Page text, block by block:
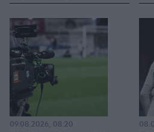
09.08.2026, 08:20